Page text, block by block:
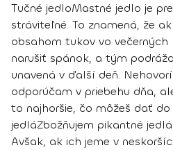
Tučné jedloMastné jedlo je
stráviteľné. To znamená, že
obsahom tukov vo večerných
narušiť spánok, a tým
unavená v ďalší deň.
odporúčam v priebehu dňa,
to najhoršie, čo môžeš dať do
jedláZbožňujem pikantné
Avšak, ak ich jeme v